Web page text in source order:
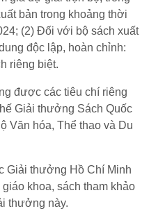
bản trong khoảng thời
(2) Đối với bộ sách xuất
độc lập, hoàn chỉnh:
riêng biệt.
được các tiêu chí riêng
Giải thưởng Sách Quốc
Văn hóa, Thể thao và Du
Giải thưởng Hồ Chí Minh
khoa, sách tham khảo
thưởng này.